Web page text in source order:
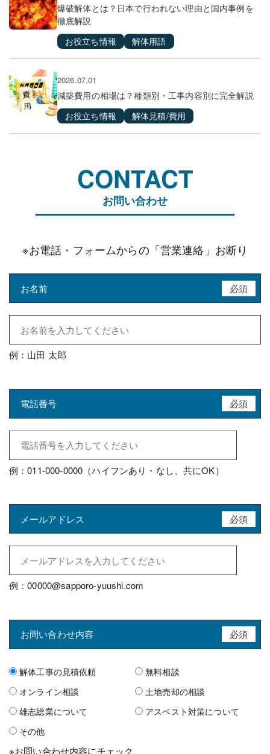
爆破解体とは？日本で行われない理由と国内事例を
徹底解説
お役立ち情報
解体用語
2026.07.01
減築費用の相場は？種類別・工事内容別に完全解説
お役立ち情報
解体見積/費用
CONTACT
お問い合わせ
※お電話・フォームからの「営業連絡」お断り
お名前 必須
例：山田 太郎
電話番号 必須
例：011-000-0000（ハイフンあり・なし、共にOK）
メールアドレス 必須
例：00000@sapporo-yuushi.com
お問い合わせ内容 必須
解体工事の見積依頼
無料相談
オンライン相談
土地売却の相談
雄志総業について
アスベスト対策について
その他
※お問い合わせ内容にチェック